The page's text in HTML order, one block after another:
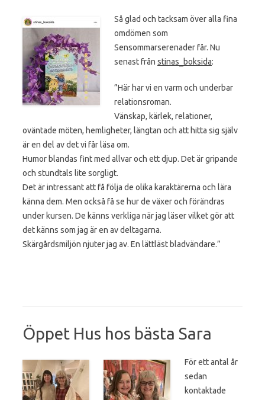
Så glad och tacksam över alla fina
omdömen som
Sensommarserenader får. Nu
senast från stinas_boksida:
”Här har vi en varm och underbar
relationsroman.
Vänskap, kärlek, relationer,
oväntade möten, hemligheter, längtan och att hitta sig själv
är en del av det vi får läsa om.
Humor blandas fint med allvar och ett djup. Det är gripande
och stundtals lite sorgligt.
Det är intressant att få följa de olika karaktärerna och lära
känna dem. Men också få se hur de växer och förändras
under kursen. De känns verkliga när jag läser vilket gör att
det känns som jag är en av deltagarna.
Skärgårdsmiljön njuter jag av. En lättläst bladvändare.”
Öppet Hus hos bästa Sara
För ett antal år
sedan
kontaktade